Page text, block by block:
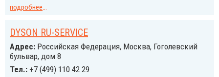
подробнее...
DYSON RU-SERVICE
Адрес: Российcкая Федерация, Москва, Гоголевский
бульвар, дом 8
Тел.: +7 (499) 110 42 29